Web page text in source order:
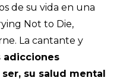
de su vida en una
Not to Die,
La cantante y
adicciones
su salud mental